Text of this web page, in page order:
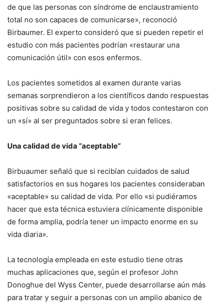
de que las personas con síndrome de enclaustramiento
total no son capaces de comunicarse», reconoció
Birbaumer. El experto consideró que si pueden repetir el
estudio con más pacientes podrían «restaurar una
comunicación útil» con esos enfermos.
Los pacientes sometidos al examen durante varias
semanas sorprendieron a los científicos dando respuestas
positivas sobre su calidad de vida y todos contestaron con
un «sí» al ser preguntados sobre si eran felices.
Una calidad de vida “aceptable”
Birbuaumer señaló que si recibían cuidados de salud
satisfactorios en sus hogares los pacientes consideraban
«aceptable» su calidad de vida. Por ello «si pudiéramos
hacer que esta técnica estuviera clínicamente disponible
de forma amplia, podría tener un impacto enorme en su
vida diaria».
La tecnología empleada en este estudio tiene otras
muchas aplicaciones que, según el profesor John
Donoghue del Wyss Center, puede desarrollarse aún más
para tratar y seguir a personas con un amplio abanico de